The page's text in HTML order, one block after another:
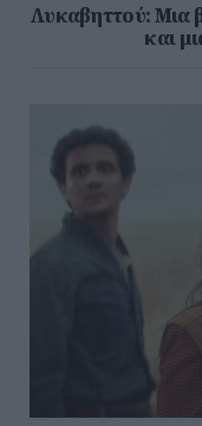
Λυκαβηττού: Μια
και